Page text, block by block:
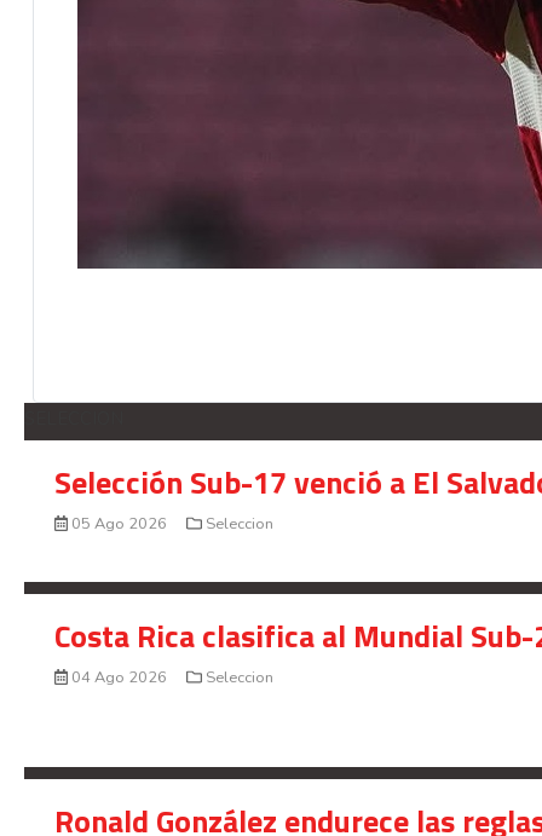
Selección Sub-17 venció a El
05 Ago 2026 Seleccion
Costa Rica clasifica al Mundial
04 Ago 2026 Seleccion
Ronald González endurece las